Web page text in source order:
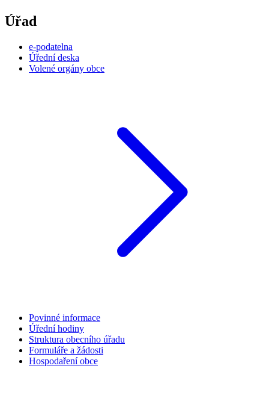
Úřad
e-podatelna
Úřední deska
Volené orgány obce
Povinné informace
Úřední hodiny
Struktura obecního úřadu
Formuláře a žádosti
Hospodaření obce